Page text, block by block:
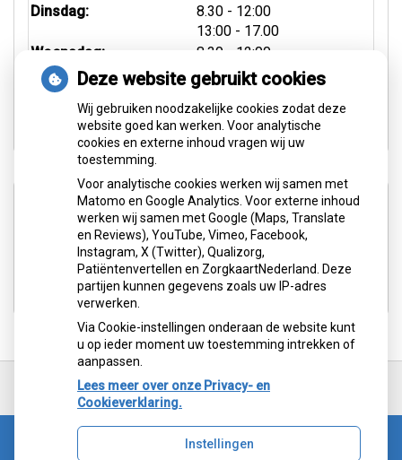
Dinsdag:
8.30 tot
- 12:00
13:00 tot
- 17.00
Woensdag:
8.30 tot
- 12:00
13:00tot
- 17.00
Donderdag:
8.30
13:00 tot
- 17.00
Aangesloten bij:
de
Deze website gebruikt cookies
Wij gebruiken noodzakelijke cookies zodat deze
website goed kan werken. Voor analytische
cookies en externe inhoud vragen wij uw
toestemming.
Voor analytische cookies werken wij samen met
Matomo en Google Analytics. Voor externe inhoud
werken wij samen met Google (Maps, Translate
en Reviews), YouTube, Vimeo, Facebook,
Instagram, X (Twitter), Qualizorg,
Patiëntenvertellen en ZorgkaartNederland. Deze
partijen kunnen gegevens zoals uw IP-adres
verwerken.
Via Cookie-instellingen onderaan de website kunt
u op ieder moment uw toestemming intrekken of
aanpassen.
Lees meer over onze Privacy- en
Cookieverklaring.
Instellingen